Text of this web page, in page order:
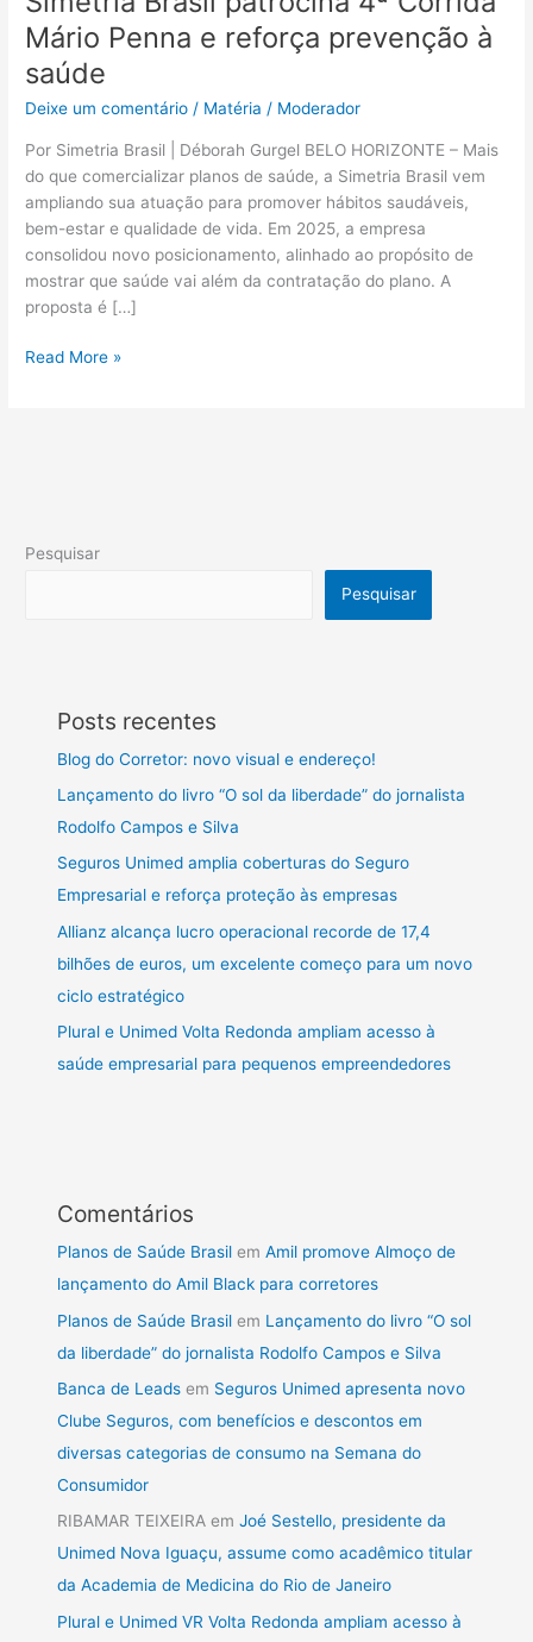
Mário Penna e reforça prevenção à
saúde
Deixe um comentário / Matéria / Moderador
Por Simetria Brasil | Déborah Gurgel BELO HORIZONTE – Mais
do que comercializar planos de saúde, a Simetria Brasil vem
ampliando sua atuação para promover hábitos saudáveis,
bem-estar e qualidade de vida. Em 2025, a empresa
consolidou novo posicionamento, alinhado ao propósito de
mostrar que saúde vai além da contratação do plano. A
proposta é […]
Read More »
Pesquisar
Pesquisar
Posts recentes
Blog do Corretor: novo visual e endereço!
Lançamento do livro “O sol da liberdade” do jornalista
Rodolfo Campos e Silva
Seguros Unimed amplia coberturas do Seguro
Empresarial e reforça proteção às empresas
Allianz alcança lucro operacional recorde de 17,4
bilhões de euros, um excelente começo para um novo
ciclo estratégico
Plural e Unimed Volta Redonda ampliam acesso à
saúde empresarial para pequenos empreendedores
Comentários
Planos de Saúde Brasil emAmil promove Almoço de
lançamento do Amil Black para corretores
Planos de Saúde Brasil em Lançamento do livro “O sol
da liberdade” do jornalista Rodolfo Campos e Silva
Banca de Leads em Seguros Unimed apresenta novo
Clube Seguros, com benefícios e descontos em
diversas categorias de consumo na Semana do
Consumidor
RIBAMAR TEIXEIRA emJoé Sestello, presidente da
Unimed Nova Iguaçu, assume como acadêmico titular
da Academia de Medicina do Rio de Janeiro
Plural e Unimed VR Volta Redonda ampliam acesso à